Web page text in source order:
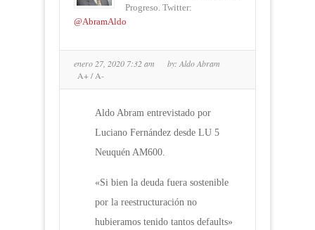
Progreso. Twitter:
@AbramAldo
enero 27, 2020 7:32 am by: Aldo Abram
A+/A-
Aldo Abram entrevistado por
Luciano Fernández desde LU 5
Neuquén AM600.
«Si bien la deuda fuera sostenible
por la reestructuración no
hubieramos tenido tantos defaults»